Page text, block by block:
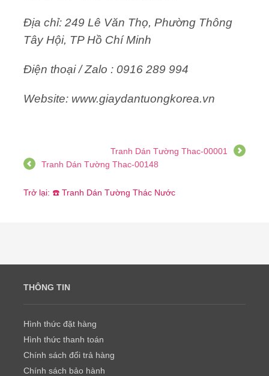
Địa chỉ: 249 Lê Văn Thọ, Phường Thông
Tây Hội, TP Hồ Chí Minh
Điện thoại / Zalo : 0916 289 994
Website: www.giaydantuongkorea.vn
Tranh Dán Tường Thac-00001
Tranh Dán Tường Thac-00148
Trở lại: ☎️ Tranh Dán Tường Thác Nước
THÔNG TIN
Hình thức đặt hàng
Hình thức thanh toán
Chính sách đổi trả hàng
Chính sách bảo hành